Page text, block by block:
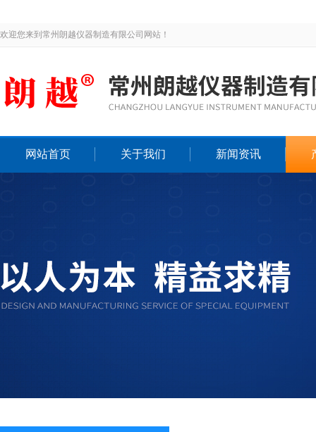
欢迎您来到常州朗越仪器制造有限公司网站！
网站首页 关于我们 新闻资讯